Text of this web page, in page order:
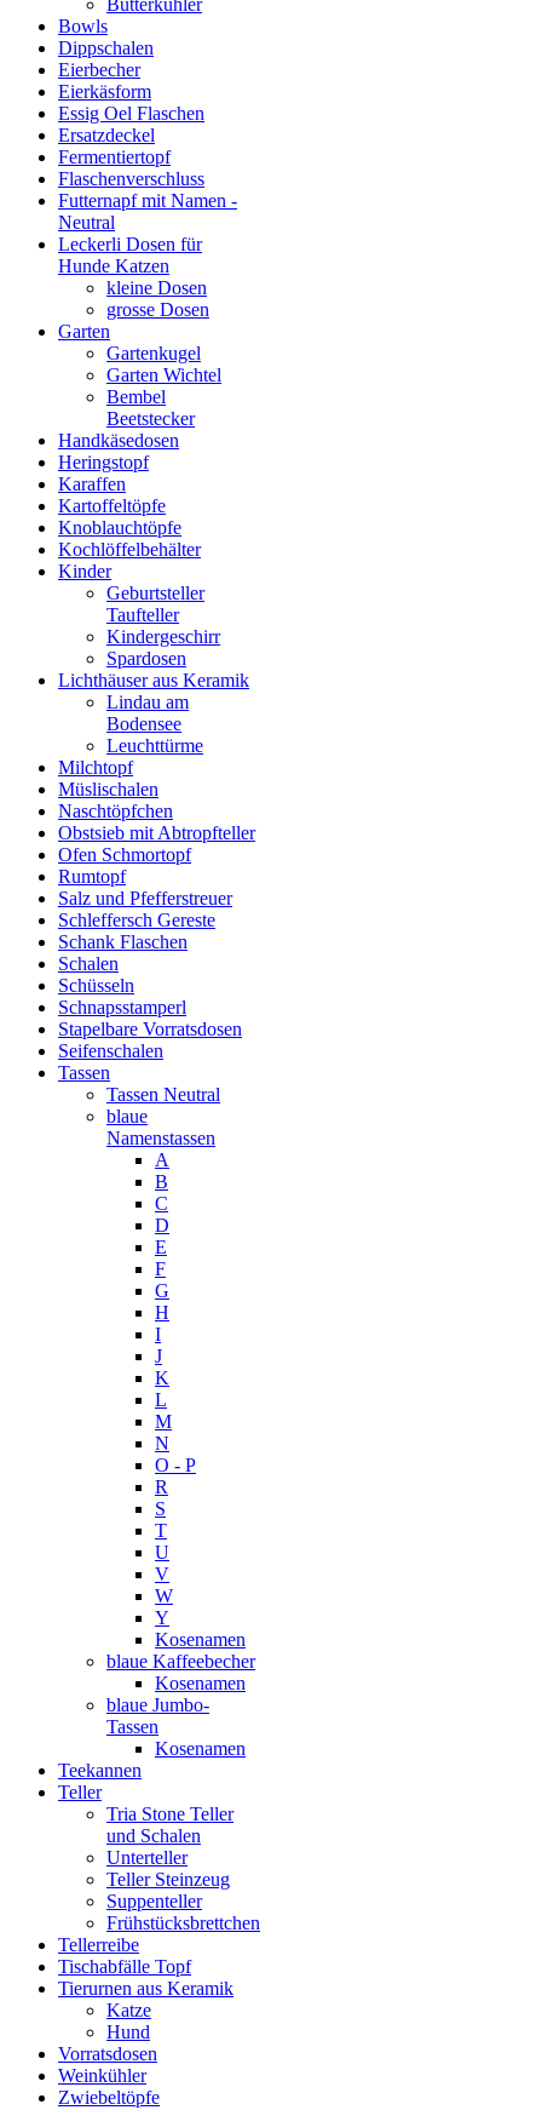
Butterkühler
Bowls
Dippschalen
Eierbecher
Eierkäsform
Essig Oel Flaschen
Ersatzdeckel
Fermentiertopf
Flaschenverschluss
Futternapf mit Namen -
Neutral
Leckerli Dosen für
Hunde Katzen
kleine Dosen
grosse Dosen
Garten
Gartenkugel
Garten Wichtel
Bembel
Beetstecker
Handkäsedosen
Heringstopf
Karaffen
Kartoffeltöpfe
Knoblauchtöpfe
Kochlöffelbehälter
Kinder
Geburtsteller
Taufteller
Kindergeschirr
Spardosen
Lichthäuser aus Keramik
Lindau am
Bodensee
Leuchttürme
Milchtopf
Müslischalen
Naschtöpfchen
Obstsieb mit Abtropfteller
Ofen Schmortopf
Rumtopf
Salz und Pfefferstreuer
Schleffersch Gereste
Schank Flaschen
Schalen
Schüsseln
Schnapsstamperl
Stapelbare Vorratsdosen
Seifenschalen
Tassen
Tassen Neutral
blaue
Namenstassen
A
B
C
D
E
F
G
H
I
J
K
L
M
N
O - P
R
S
T
U
V
W
Y
Kosenamen
blaue Kaffeebecher
Kosenamen
blaue Jumbo-
Tassen
Kosenamen
Teekannen
Teller
Tria Stone Teller
und Schalen
Unterteller
Teller Steinzeug
Suppenteller
Frühstücksbrettchen
Tellerreibe
Tischabfälle Topf
Tierurnen aus Keramik
Katze
Hund
Vorratsdosen
Weinkühler
Zwiebeltöpfe